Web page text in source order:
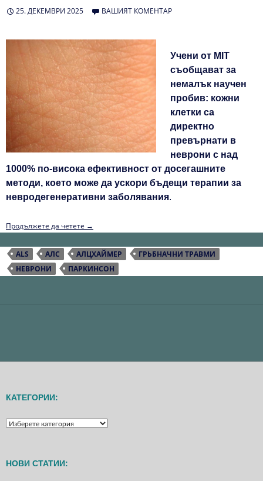
25. ДЕКЕМВРИ 2025 ВАШИЯТ КОМЕНТАР
Учени от MIT
съобщават за
немалък научен
пробив: кожни
клетки са
директно
превърнати в
неврони с над
1000% по‑висока ефективност от досегашните
методи, което може да ускори бъдещи терапии за
невродегенеративни заболявания.
Продължете да четете →
ALS АЛС АЛЦХАЙМЕР
ГРЬБНАЧНИ ТРАВМИ
НЕВРОНИ
ПАРКИНСОН
КАТЕГОРИИ:
КАТЕГОРИИ:
НОВИ СТАТИИ: